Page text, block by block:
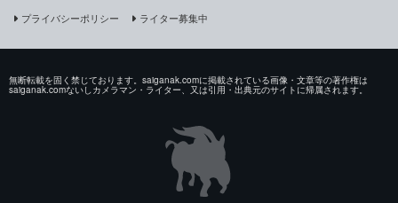
プライバシーポリシー
ライター募集中
無断転載を固く禁じております。saiganak.comに掲載されている画像・文章等の著作権は
saiganak.comないしカメラマン・ライター、又は引用・出典元のサイトに帰属されます。